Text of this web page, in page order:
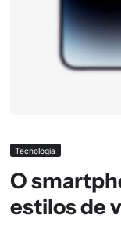
Tecnologia
O
estilos de